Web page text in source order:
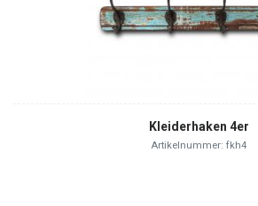
Kleiderhaken 4er
Artikelnummer: fkh4